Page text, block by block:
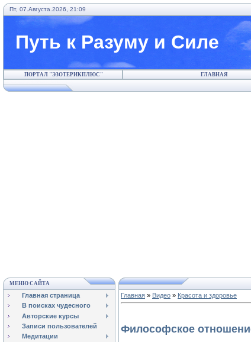
Пт, 07.Августа.2026, 21:09
Путь к Разуму и Силе
ПОРТАЛ "ЭЗОТЕРИКПЛЮС" ГЛАВНАЯ
МЕНЮ САЙТА
Главная страница
В поисках чудесного
Авторские курсы
Записи пользователей
Медитации
Главная » Видео » Красота и здоровье
Философское